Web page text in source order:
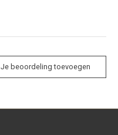
Je beoordeling toevoegen